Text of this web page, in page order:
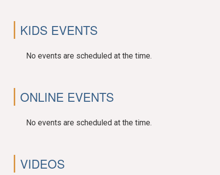
KIDS EVENTS
No events are scheduled at the time.
ONLINE EVENTS
No events are scheduled at the time.
VIDEOS